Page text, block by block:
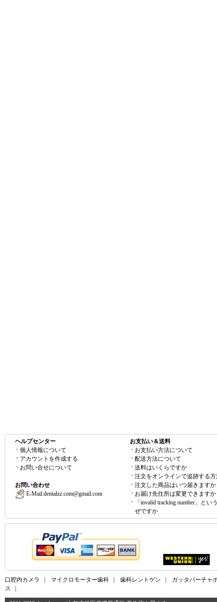
ヘルプセンター
個人情報について
アカウントを作成する
お問い合せについて
お問い合わせ
E-Mail:dentalzz.com@gmail.com
お支払い＆送料
お支払い方法について
配送方法について
送料はいくらですか
注文をオンラインで追跡する
注文した商品はいつ届きますか
お届け先住所は変更できますか
「invalid tracking number」とい
ぜですか
口腔内カメラ マイクロモーター歯科 歯科レントゲン
ガッタパーチャ
ス